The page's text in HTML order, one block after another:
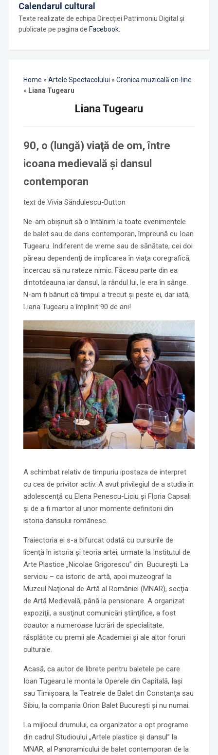
Calendarul cultural
Texte realizate de echipa Direcției Patrimoniu Digital și
publicate pe pagina de Facebook.
Home » Artele Spectacolului » Cronica muzicală on-line
» Liana Tugearu
Liana Tugearu
90, o (lungă) viaţă de om,între
icoana medievală şi dansul
contemporan
text de Vivia Săndulescu-Dutton
Ne-am obişnuit să o întâlnim la toate evenimentele
de balet sau de dans contemporan, împreună cu Ioan
Tugearu. Indiferent de vreme sau de sănătate, cei doi
păreau dependenţi de implicarea în viaţa coregrafică,
încercau să nu rateze nimic. Făceau parte din ea
dintotdeauna iar dansul, la rândul lui, le era în sânge.
N-am fi bănuit că timpul a trecut şi peste ei, dar iată,
Liana Tugearu a împlinit 90 de ani!
A schimbat relativ de timpuriu ipostaza de interpret
cu cea de privitor activ. A avut privilegiul de a studia în
adolescenţă cu Elena Penescu-Liciu şi Floria Capsali
şi de a fi martor al unor momente definitorii din
istoria dansului românesc.
Traiectoria ei s-a bifurcat odată cu cursurile de
licenţă în istoria şi teoria artei, urmate la Institutul de
Arte Plastice „Nicolae Grigorescu” din Bucureşti. La
serviciu – ca istoric de artă, apoi muzeograf la
Muzeul Naţional de Artă al României (MNAR), secţia
de Artă Medievală, până la pensionare. A organizat
expoziţii, a susţinut comunicări ştiinţifice, a fost
coautor a numeroase lucrări de specialitate,
răsplătite cu premii ale Academiei şi ale altor foruri
culturale.
Acasă, ca autor de librete pentru baletele pe care
Ioan Tugearu le monta la Operele din Capitală, Iaşi
sau Timişoara, la Teatrele de Balet din Constanţa sau
Sibiu, la compania Orion Balet Bucureşti şi nu numai.
La mijlocul drumului, ca organizator a opt programe
din cadrul Studioului „Artele plastice şi dansul” la
MNAR, al Panoramicului de balet contemporan de la